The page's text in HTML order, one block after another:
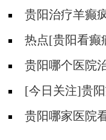
贵阳治疗羊癫
治疗了为什么会
热点[贵阳看癫
不错过治疗儿童
贵阳哪个医院
痫却没有癫痫的
[今日关注]贵
癫痫的原因是哪
贵阳哪家医院